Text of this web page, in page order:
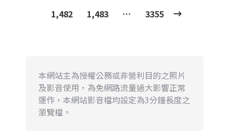
1,482
1,483 … 3355
本網站主為授權公務或非營利目的之照片
及影音使用，為免網路流量過大影響正常
運作，本網站影音檔均設定為3分鐘長度之
瀏覽檔。